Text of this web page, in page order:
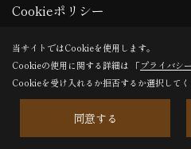
Cookieポリシー
当サイトではCookieを使用します。
Cookieの使用に関する詳細は 「プライバシ
Cookieを受け入れるか拒否するか選択してく
同意する